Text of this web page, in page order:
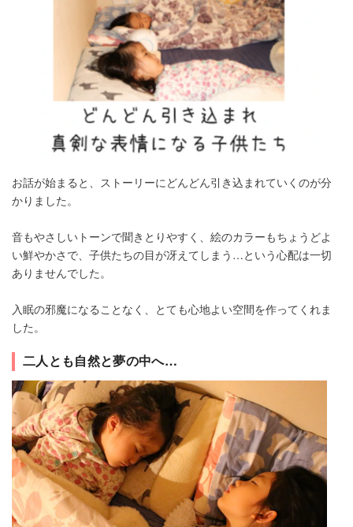
お話が始まると、ストーリーにどんどん引き込まれていくのが分
かりました。
音もやさしいトーンで聞きとりやすく、絵のカラーもちょうどよ
い鮮やかさで、子供たちの目が冴えてしまう…という心配は一切
ありませんでした。
入眠の邪魔になることなく、とても心地よい空間を作ってくれま
した。
二人とも自然と夢の中へ…